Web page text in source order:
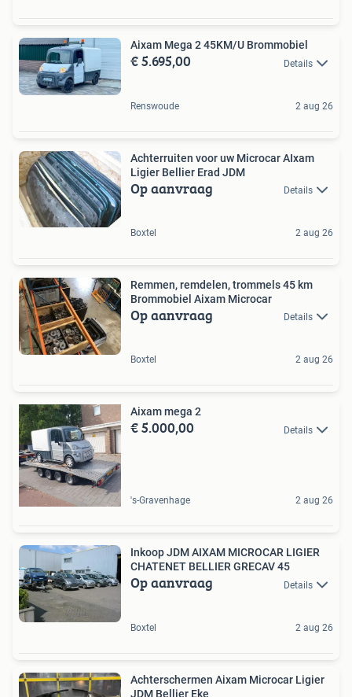
Aixam Mega 2 45KM/U Brommobiel
€ 5.695,00 Details
Renswoude 2 aug 26
Achterruiten voor uw Microcar AIxam
Ligier Bellier Erad JDM
Op aanvraag Details
Boxtel 2 aug 26
Remmen, remdelen, trommels 45 km
Brommobiel Aixam Microcar
Op aanvraag Details
Boxtel 2 aug 26
Aixam mega 2
€ 5.000,00 Details
's-Gravenhage 2 aug 26
Inkoop JDM AIXAM MICROCAR LIGIER
CHATENET BELLIER GRECAV 45
Op aanvraag Details
Boxtel 2 aug 26
Achterschermen Aixam Microcar Ligier
JDM Bellier Eke